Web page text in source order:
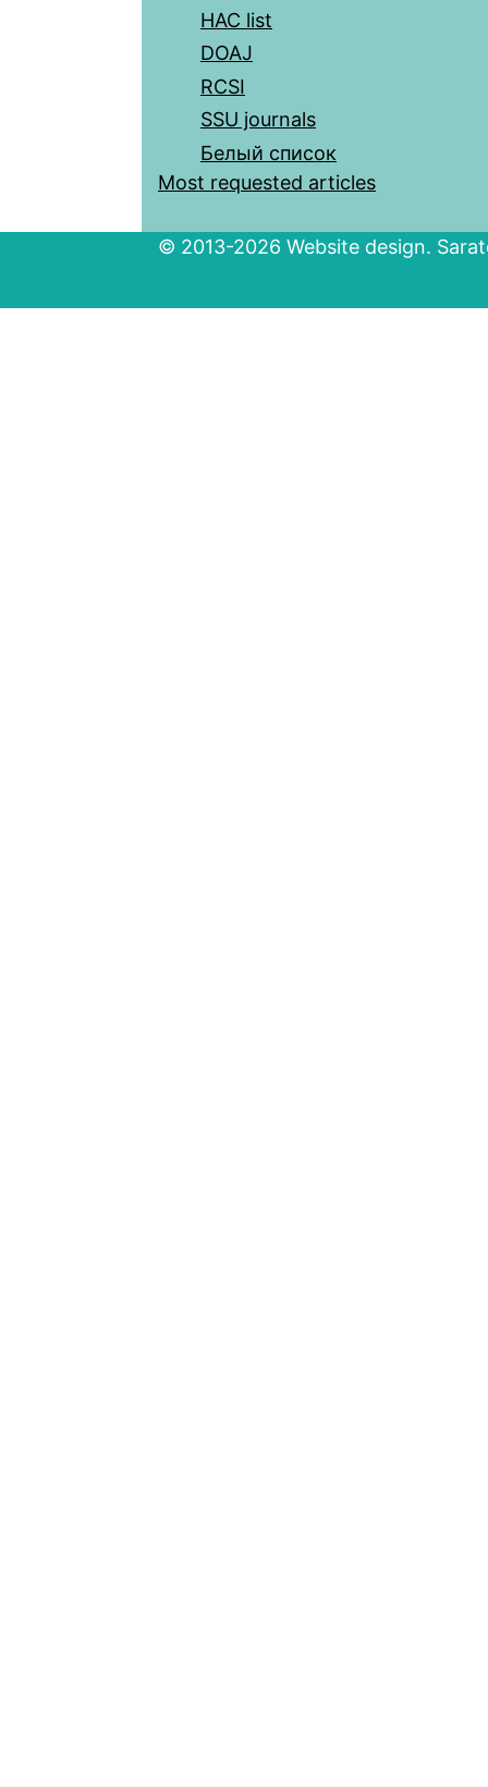
HAC list
DOAJ
RCSI
SSU journals
Белый список
Most requested articles
© 2013-2026 Website design.